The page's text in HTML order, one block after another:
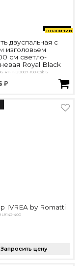
в наличии
двуспальная с
изголовьем
см светло-
Royal Black
RF-F-BD007-160-Cab-6
₽
IVREA by Romatti
400
Запросить цену